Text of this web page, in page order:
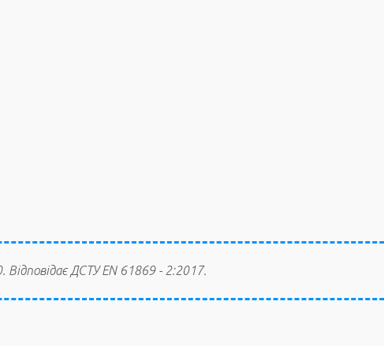
ДСТУ EN 61869 - 2:2017.